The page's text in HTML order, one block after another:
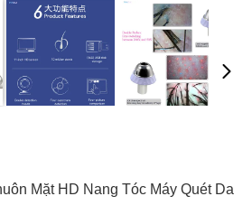
Mặt HD Nang Tóc Máy Quét Da